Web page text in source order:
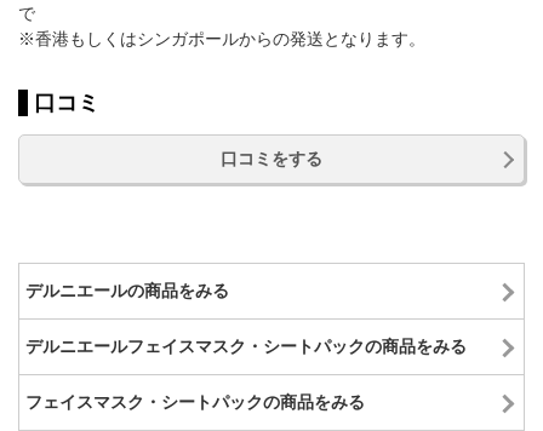
で
※香港もしくはシンガポールからの発送となります。
口コミ
口コミをする
デルニエールの商品をみる
デルニエールフェイスマスク・シートパックの商品をみる
フェイスマスク・シートパックの商品をみる